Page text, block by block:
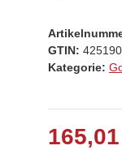
GTIN:
Kategorie: